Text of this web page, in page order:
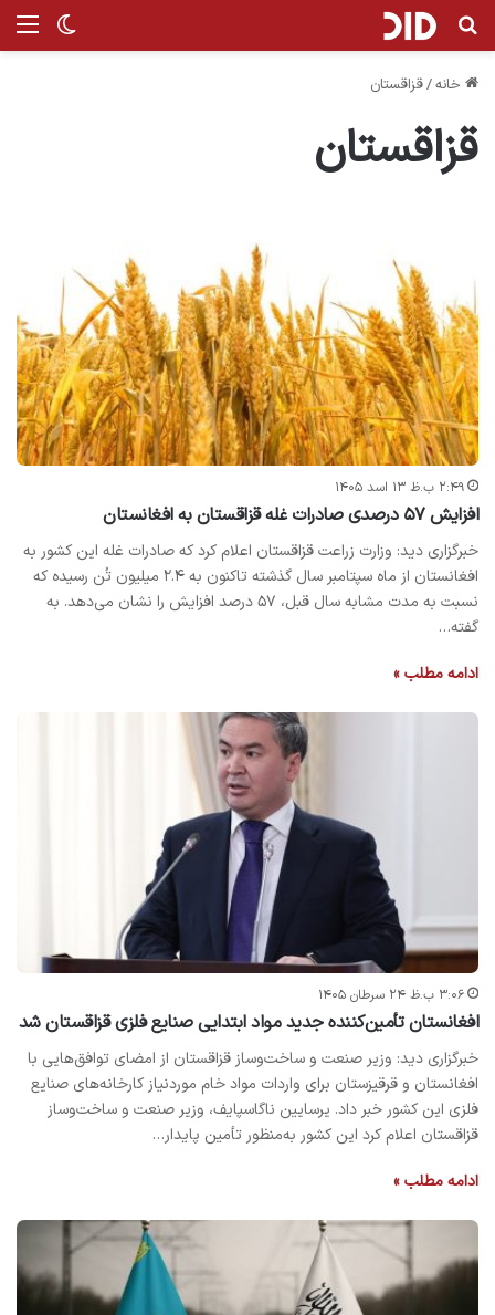
تغییر جستجو برای
خانه/قزاقستان
قزاقستان
۲:۴۹ ب.ظ ۱۳ اسد ۱۴۰۵
افزایش ۵۷ درصدی صادرات غله قزاقستان به افغانستان
خبرگزاری دید: وزارت زراعت قزاقستان اعلام کرد که صادرات غله این کشور به
افغانستان از ماه سپتامبر سال گذشته تاکنون به ۲.۴ میلیون تُن رسیده که
نسبت به مدت مشابه سال قبل، ۵۷ درصد افزایش را نشان می‌دهد. به
گفته…
ادامه مطلب »
۳:۰۶ ب.ظ ۲۴ سرطان ۱۴۰۵
افغانستان تأمین‌کننده جدید مواد ابتدایی صنایع فلزی قزاقستان شد
خبرگزاری دید: وزیر صنعت و ساخت‌وساز قزاقستان از امضای توافق‌هایی با
افغانستان و قرقیزستان برای واردات مواد خام موردنیاز کارخانه‌های صنایع
فلزی این کشور خبر داد. یرسایین ناگاسپایف، وزیر صنعت و ساخت‌وساز
قزاقستان اعلام کرد این کشور به‌منظور تأمین پایدار…
ادامه مطلب »